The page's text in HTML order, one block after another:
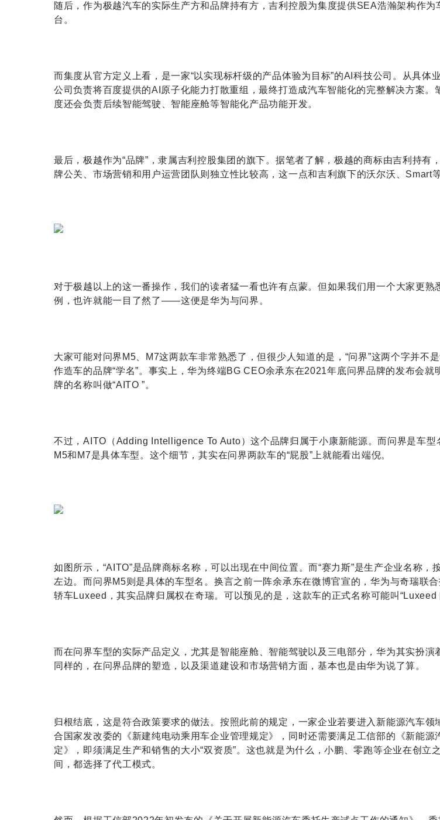
随后，作为极越汽车的实际生产方和品牌持有方，吉利控股为集度提供SEA浩瀚架构作为
台。
而集度从官方定义上看，是一家“以实现标杆级的产品体验为目标”的AI科技公司。从具体
公司负责将百度提供的AI原子化能力打散重组，最终打造成汽车智能化的完整解决方案。
度还会负责后续智能驾驶、智能座舱等智能化产品功能开发。
最后，极越作为“品牌”，隶属吉利控股集团的旗下。据笔者了解，极越的商标由吉利持有
牌公关、市场营销和用户运营团队则独立性比较高，这一点和吉利旗下的沃尔沃、Smart
对于极越以上的这一番操作，我们的读者猛一看也许有点蒙。但如果我们用一个大家更熟
例，也许就能一目了然了——这便是华为与问界。
大家可能对问界M5、M7这两款车非常熟悉了，但很少人知道的是，“问界”这两个字并不
作造车的品牌“学名”。事实上，华为终端BG CEO余承东在2021年底问界品牌的发布会就
牌的名称叫做“AITO ”。
不过，AITO（Adding Intelligence To Auto）这个品牌归属于小康新能源。而问界是车型
M5和M7是具体车型。这个细节，其实在问界两款车的“屁股”上就能看出端倪。
如图所示，“AITO”是品牌商标名称，可以出现在中间位置。而“赛力斯”是生产企业名称，
左边。而问界M5则是具体的车型名。换言之前一阵余承东在微博官宣的，华为与奇瑞联
轿车Luxeed，其实品牌归属权在奇瑞。可以预见的是，这款车的正式名称可能叫“Luxeed
而在问界车型的实际产品定义，尤其是智能座舱、智能驾驶以及三电部分，华为其实扮演
同样的，在问界品牌的塑造，以及渠道建设和市场营销方面，基本也是由华为说了算。
归根结底，这是符合政策要求的做法。按照此前的规定，一家企业若要进入新能源汽车领
合国家发改委的《新建纯电动乘用车企业管理规定》，同时还需要满足工信部的《新能源
定》，即须满足生产和销售的大小“双资质”。这也就是为什么，小鹏、零跑等企业在创立
间，都选择了代工模式。